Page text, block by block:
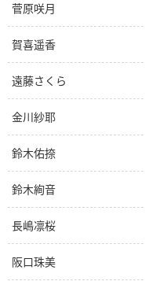
菅原咲月
賀喜遥香
遠藤さくら
金川紗耶
鈴木佑捺
鈴木絢音
長嶋凛桜
阪口珠美